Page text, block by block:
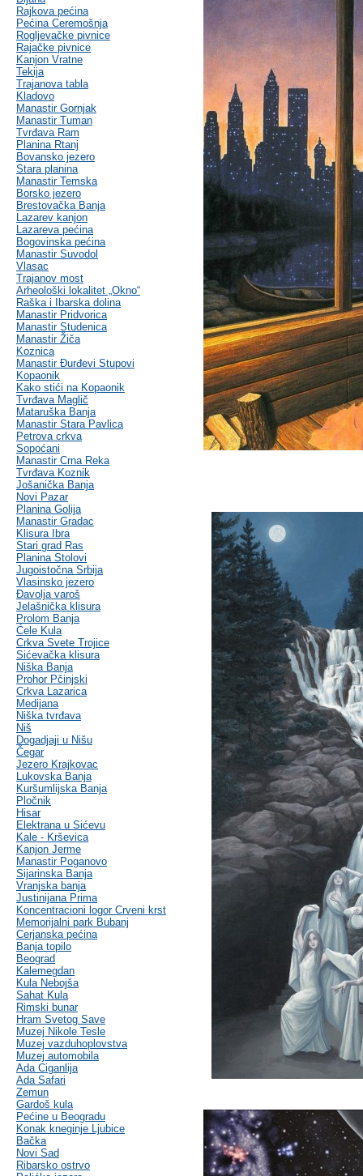
Rajkova pećina
Pećina Ceremošnja
Rogljevačke pivnice
Rajačke pivnice
Kanjon Vratne
Tekija
Trajanova tabla
Kladovo
Manastir Gornjak
Manastir Tuman
Tvrđava Ram
Planina Rtanj
Bovansko jezero
Stara planina
Manastir Temska
Borsko jezero
Brestovačka Banja
Lazarev kanjon
Lazareva pećina
Bogovinska pećina
Manastir Suvodol
Vlasac
Trajanov most
Arheološki lokalitet „Okno“
Raška i Ibarska dolina
Manastir Pridvorica
Manastir Studenica
Manastir Žiča
Koznica
Manastir Đurđevi Stupovi
Kopaonik
Kako stići na Kopaonik
Tvrđava Maglič
Mataruška Banja
Manastir Stara Pavlica
Petrova crkva
Sopoćani
Manastir Crna Reka
Tvrđava Koznik
Jošanička Banja
Novi Pazar
Planina Golija
Manastir Gradac
Klisura Ibra
Stari grad Ras
Planina Stolovi
Jugoistočna Srbija
Vlasinsko jezero
Đavolja varoš
Jelašnička klisura
Prolom Banja
Ćele Kula
Crkva Svete Trojice
Sićevačka klisura
Niška Banja
Prohor Pčinjski
Crkva Lazarica
Medijana
Niška tvrđava
Niš
Dogadjaji u Nišu
Čegar
Jezero Krajkovac
Lukovska Banja
Kuršumlijska Banja
Pločnik
Hisar
Elektrana u Sićevu
Kale - Krševica
Kanjon Jerme
Manastir Poganovo
Sijarinska Banja
Vranjska banja
Justinijana Prima
Koncentracioni logor Crveni krst
Memorijalni park Bubanj
Cerjanska pećina
Banja topilo
Beograd
Kalemegdan
Kula Nebojša
Sahat Kula
Rimski bunar
Hram Svetog Save
Muzej Nikole Tesle
Muzej vazduhoplovstva
Muzej automobila
Ada Ciganlija
Ada Safari
Zemun
Gardoš kula
Pećine u Beogradu
Konak kneginje Ljubice
Bačka
Novi Sad
Ribarsko ostrvo